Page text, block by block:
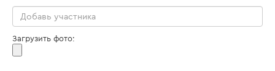
Загрузить фото: